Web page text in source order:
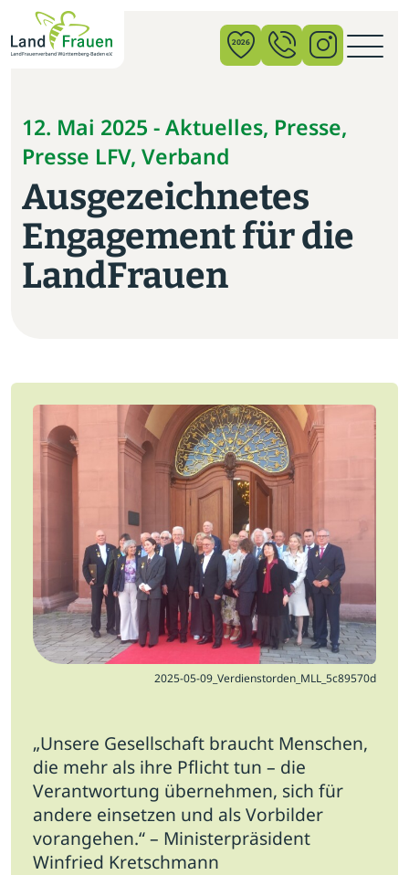
2026
12. Mai 2025 - Aktuelles, Presse,
Presse LFV, Verband
Ausgezeichnetes
Engagement für die
LandFrauen
×
News
Verband
Politik
Bildung
Startseite
Jobs
Newsletter
Presse
Intern
Login
Mitglied werden
2025-05-09_Verdienstorden_MLL_5c89570d
„Unsere Gesellschaft braucht Menschen,
die mehr als ihre Pflicht tun – die
Verantwortung übernehmen, sich für
andere einsetzen und als Vorbilder
vorangehen.“ – Ministerpräsident
Winfried Kretschmann